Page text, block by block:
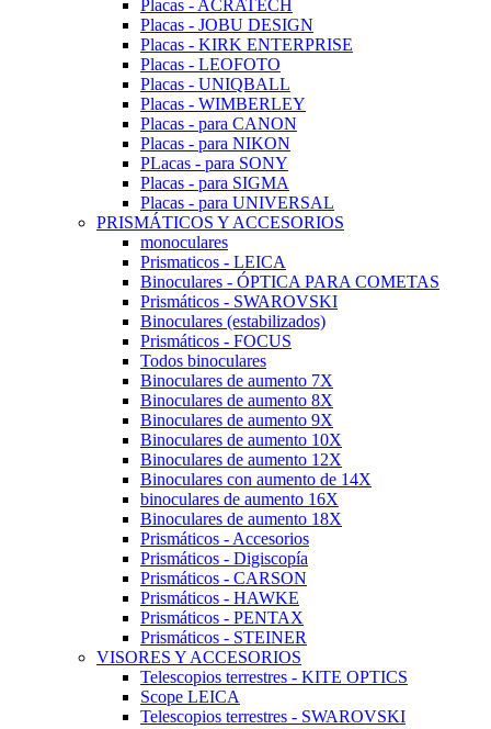
Placas - ACRATECH
Placas - JOBU DESIGN
Placas - KIRK ENTERPRISE
Placas - LEOFOTO
Placas - UNIQBALL
Placas - WIMBERLEY
Placas - para CANON
Placas - para NIKON
PLacas - para SONY
Placas - para SIGMA
Placas - para UNIVERSAL
PRISMÁTICOS Y ACCESORIOS
monoculares
Prismaticos - LEICA
Binoculares - ÓPTICA PARA COMETAS
Prismáticos - SWAROVSKI
Binoculares (estabilizados)
Prismáticos - FOCUS
Todos binoculares
Binoculares de aumento 7X
Binoculares de aumento 8X
Binoculares de aumento 9X
Binoculares de aumento 10X
Binoculares de aumento 12X
Binoculares con aumento de 14X
binoculares de aumento 16X
Binoculares de aumento 18X
Prismáticos - Accesorios
Prismáticos - Digiscopía
Prismáticos - CARSON
Prismáticos - HAWKE
Prismáticos - PENTAX
Prismáticos - STEINER
VISORES Y ACCESORIOS
Telescopios terrestres - KITE OPTICS
Scope LEICA
Telescopios terrestres - SWAROVSKI